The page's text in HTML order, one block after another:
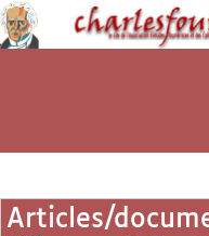
Articles/